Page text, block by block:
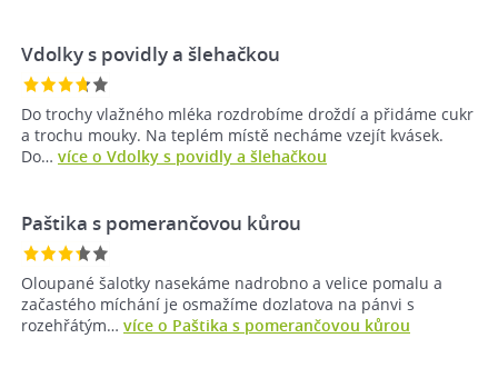
Vdolky s povidly a šlehačkou
Do trochy vlažného mléka rozdrobíme droždí a přidáme cukr
a trochu mouky. Na teplém místě necháme vzejít kvásek.
Do… více o Vdolky s povidly a šlehačkou
Paštika s pomerančovou kůrou
Oloupané šalotky nasekáme nadrobno a velice pomalu a
začastého míchání je osmažíme dozlatova na pánvi s
rozehřátým… více o Paštika s pomerančovou kůrou